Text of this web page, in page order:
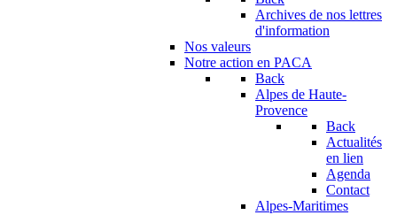
Archives de nos lettres
d'information
Nos valeurs
Notre action en PACA
Back
Alpes de Haute-
Provence
Back
Actualités
en lien
Agenda
Contact
Alpes-Maritimes